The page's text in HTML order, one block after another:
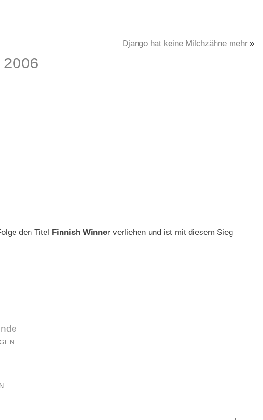
Django hat keine Milchzähne mehr»
den Titel Finnish Winner verliehen und ist mit diesem Sieg